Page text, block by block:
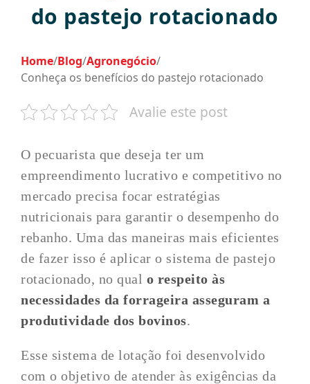
do pastejo rotacionado
Home/Blog/Agronegócio/
Conheça os benefícios do pastejo rotacionado
Avalie este post
O pecuarista que deseja ter um
empreendimento lucrativo e competitivo no
mercado precisa focar estratégias
nutricionais para garantir o desempenho do
rebanho. Uma das maneiras mais eficientes
de fazer isso é aplicar o sistema de pastejo
rotacionado, no qual o respeito às
necessidades da forrageira asseguram a
produtividade dos bovinos.
Esse sistema de lotação foi desenvolvido
com o objetivo de atender às exigências da